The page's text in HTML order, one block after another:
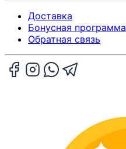
Доставка
Бонусная программа
Обратная связь